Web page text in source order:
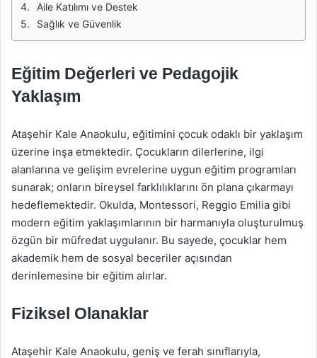
Aile Katılımı ve Destek
Sağlık ve Güvenlik
Eğitim Değerleri ve Pedagojik
Yaklaşım
Ataşehir Kale Anaokulu, eğitimini çocuk odaklı bir yaklaşım
üzerine inşa etmektedir. Çocukların dilerlerine, ilgi
alanlarına ve gelişim evrelerine uygun eğitim programları
sunarak; onların bireysel farklılıklarını ön plana çıkarmayı
hedeflemektedir. Okulda, Montessori, Reggio Emilia gibi
modern eğitim yaklaşımlarının bir harmanıyla oluşturulmuş
özgün bir müfredat uygulanır. Bu sayede, çocuklar hem
akademik hem de sosyal beceriler açısından
derinlemesine bir eğitim alırlar.
Fiziksel Olanaklar
Ataşehir Kale Anaokulu, geniş ve ferah sınıflarıyla,